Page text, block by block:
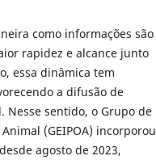
como informações são
rapidez e alcance junto
essa dinâmica tem
a difusão de
Nesse sentido, o Grupo de
(GEIPOA) incorporou
agosto de 2023,